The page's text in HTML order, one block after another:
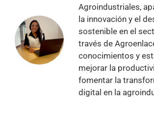
Agroindustriales,
la innovación y el
sostenible en el
través de
conocimientos y
mejorar la
fomentar la
digital en la